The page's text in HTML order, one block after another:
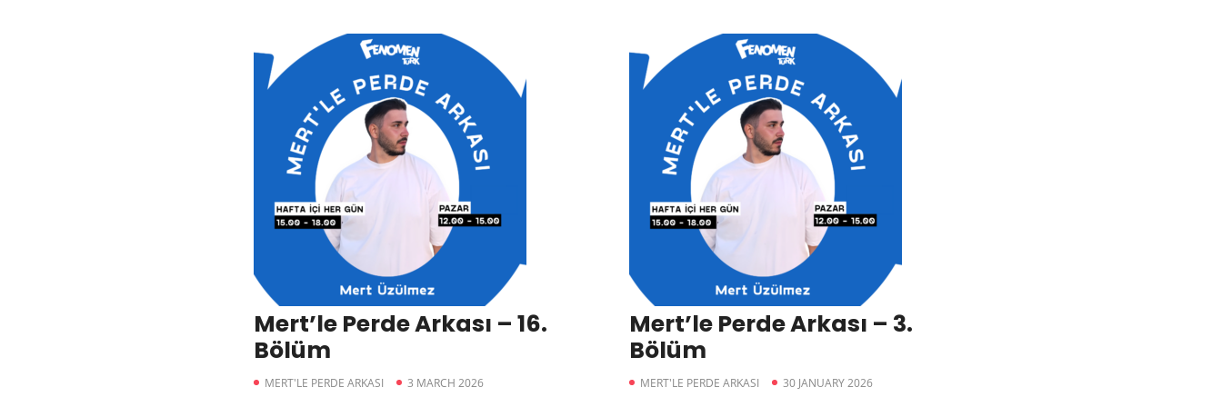
Mert’le Perde Arkası – 16.
Bölüm
MERT'LE PERDE ARKASI 3 MARCH 2026
Mert’le Perde Arkası – 3.
Bölüm
MERT'LE PERDE ARKASI 30 JANUARY 2026